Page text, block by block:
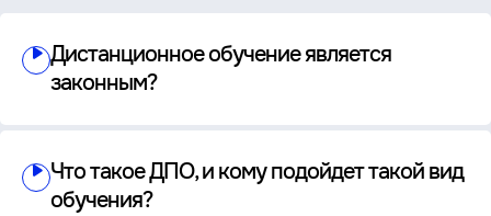
Дистанционное обучение является
законным?
Что такое ДПО, и кому подойдет такой вид
обучения?